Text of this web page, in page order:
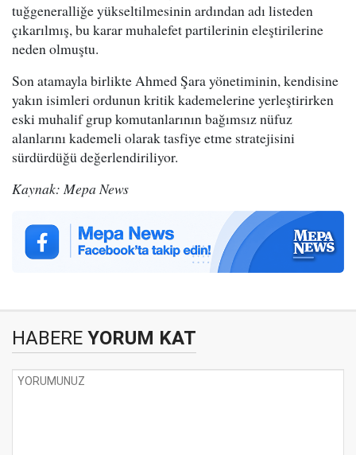
tuğgeneralliğe yükseltilmesinin ardından adı listeden
çıkarılmış, bu karar muhalefet partilerinin eleştirilerine
neden olmuştu.
Son atamayla birlikte Ahmed Şara yönetiminin, kendisine
yakın isimleri ordunun kritik kademelerine yerleştirirken
eski muhalif grup komutanlarının bağımsız nüfuz
alanlarını kademeli olarak tasfiye etme stratejisini
sürdürdüğü değerlendiriliyor.
Kaynak: Mepa News
HABERE YORUM KAT